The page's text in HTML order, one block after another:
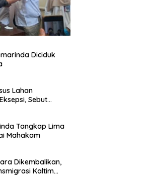
Diciduk
Lahan
Sebut
Tangkap Lima
Mahakam
Dikembalikan,
Kaltim